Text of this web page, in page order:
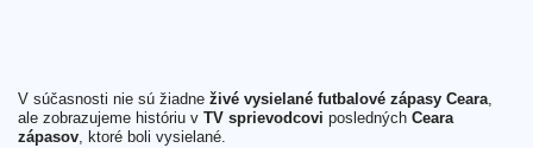
V súčasnosti nie sú žiadne živé vysielané futbalové zápasy Ceara,
ale zobrazujeme históriu v TV sprievodcovi posledných Ceara
zápasov, ktoré boli vysielané.